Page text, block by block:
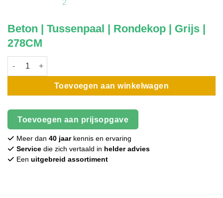
Beton | Tussenpaal | Rondekop | Grijs |
278CM
Beton | Tussenpaal | Rondekop | Grijs | 278CM aantal
Toevoegen aan winkelwagen
Toevoegen aan prijsopgave
Meer dan 40 jaarkennis en ervaring
Service die zich vertaald in helder advies
Een uitgebreid assortiment